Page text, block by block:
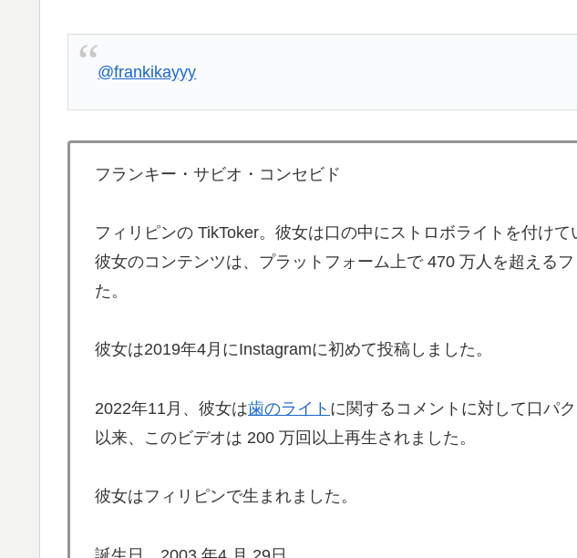
@frankikayyy
フランキー・サビオ・コンセビド
フィリピンの TikToker。彼女は口の中にストロボライトを付けて
彼女のコンテンツは、プラットフォーム上で 470 万人を超える
た。
彼女は2019年4月にInstagramに初めて投稿しました。
2022年11月、彼女は歯のライト に関するコメントに対して口パ
以来、このビデオは 200 万回以上再生されました。
彼女はフィリピンで生まれました。